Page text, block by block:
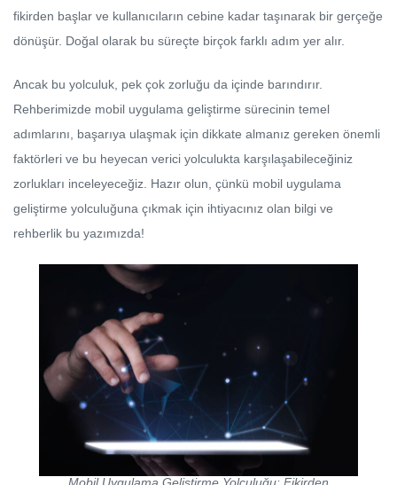
fikirden başlar ve kullanıcıların cebine kadar taşınarak bir gerçeğe
dönüşür. Doğal olarak bu süreçte birçok farklı adım yer alır.
Ancak bu yolculuk, pek çok zorluğu da içinde barındırır.
Rehberimizde mobil uygulama geliştirme sürecinin temel
adımlarını, başarıya ulaşmak için dikkate almanız gereken önemli
faktörleri ve bu heyecan verici yolculukta karşılaşabileceğiniz
zorlukları inceleyeceğiz. Hazır olun, çünkü mobil uygulama
geliştirme yolculuğuna çıkmak için ihtiyacınız olan bilgi ve
rehberlik bu yazımızda!